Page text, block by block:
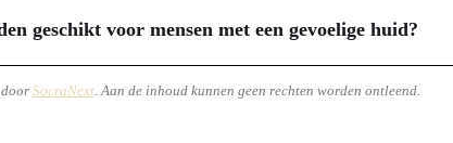
en parels. Een goede leverancier biedt vaak ook opties
geschikt voor mensen met een gevoelige huid?
inderdaad geschikt voor mensen met een gevoelige huid,
om te controleren of de sieraden aan deze eisen voldoen.
door SocraNext. Aan de inhoud kunnen geen rechten worden ontleend.